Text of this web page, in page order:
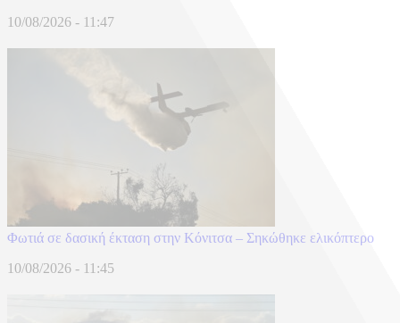
10/08/2026 - 11:47
Φωτιά σε δασική έκταση στην Κόνιτσα – Σηκώθηκε ελικόπτερο
10/08/2026 - 11:45